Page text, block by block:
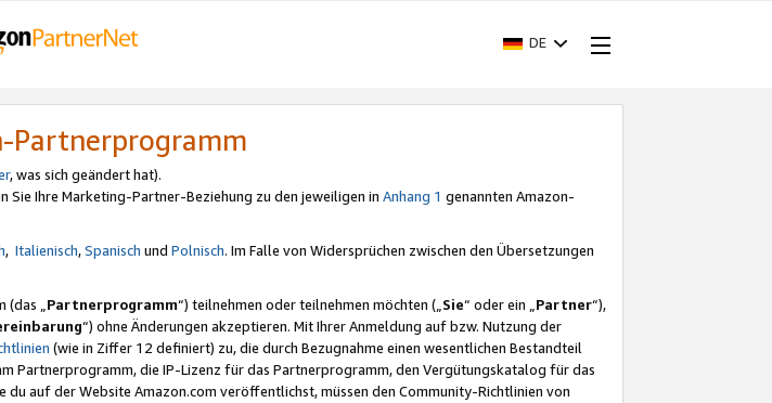
DE
Partnerprogramm
, was sich geändert hat).
Sie Ihre Marketing-Partner-Beziehung zu den jeweiligen in Anhang 1 genannten Amazon-
, Italienisch,Spanisch und Polnisch. Im Falle von Widersprüchen zwischen den Übersetzungen
(das „Partnerprogramm“) teilnehmen oder teilnehmen möchten („Sie“ oder ein „Partner“),
“) ohne Änderungen akzeptieren. Mit Ihrer Anmeldung auf bzw. Nutzung der
(wie in Ziffer 12 definiert) zu, die durch Bezugnahme einen wesentlichen Bestandteil
Partnerprogramm, die IP-Lizenz für das Partnerprogramm, den Vergütungskatalog für das
auf der Website Amazon.com veröffentlichst, müssen den Community-Richtlinien von